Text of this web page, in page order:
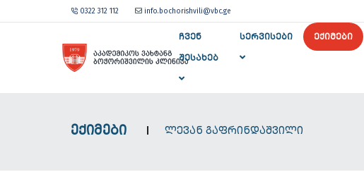
0322 312 112 info.bochorishvili@vbc.ge
ᲩᲕᲔᲜ
ᲨᲔᲡᲐᲮᲔᲑ
ᲡᲔᲠᲕᲘᲡᲔᲑᲘ ᲔᲥᲘᲛᲔᲑᲘ
ᲔᲥᲘᲛᲔᲑᲘ ᲚᲔᲕᲐᲜ ᲒᲐᲤᲠᲘᲜᲓᲐᲨᲕᲘᲚᲘ